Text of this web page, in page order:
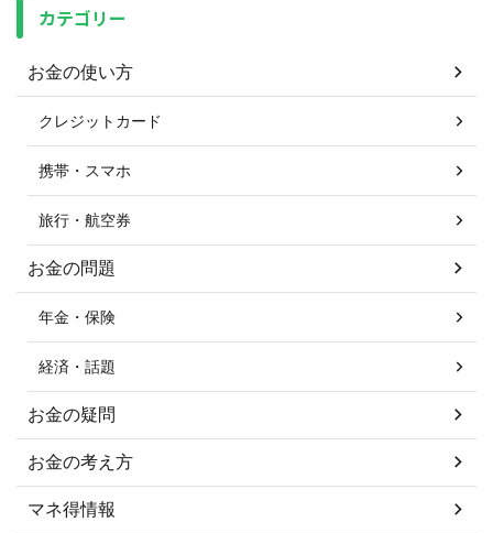
カテゴリー
お金の使い方
クレジットカード
携帯・スマホ
旅行・航空券
お金の問題
年金・保険
経済・話題
お金の疑問
お金の考え方
マネ得情報